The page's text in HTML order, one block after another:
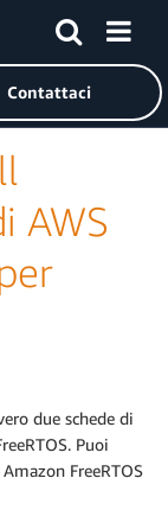
di Amazon Web
Contattaci
AWS
due schede di
Puoi
FreeRTOS